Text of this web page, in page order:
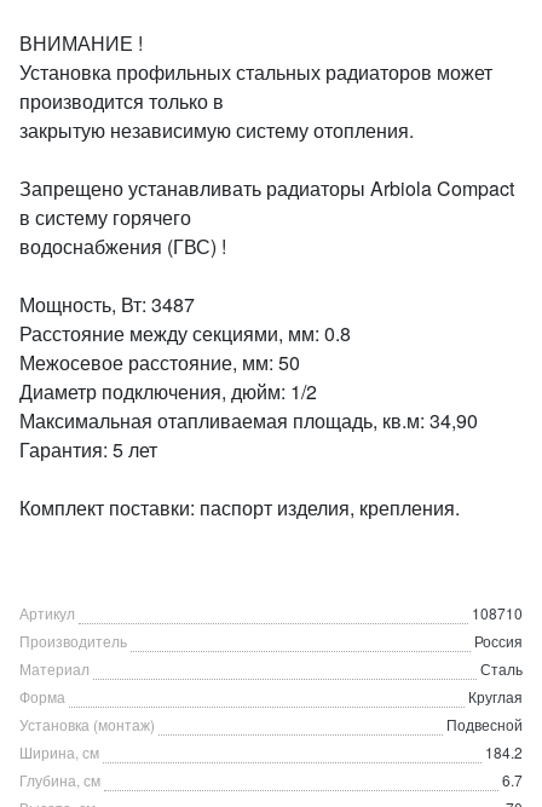
ВНИМАНИЕ !
Установка профильных стальных радиаторов может
производится только в
закрытую независимую систему отопления.
Запрещено устанавливать радиаторы Arbiola Compact
в систему горячего
водоснабжения (ГВС) !
Мощность, Вт: 3487
Расстояние между секциями, мм: 0.8
Межосевое расстояние, мм: 50
Диаметр подключения, дюйм: 1/2
Максимальная отапливаемая площадь, кв.м: 34,90
Гарантия: 5 лет
Комплект поставки: паспорт изделия, крепления.
Артикул
108710
Производитель
Россия
Материал
Сталь
Форма
Круглая
Установка (монтаж)
Подвесной
Ширина, см
184.2
Глубина, см
6.7